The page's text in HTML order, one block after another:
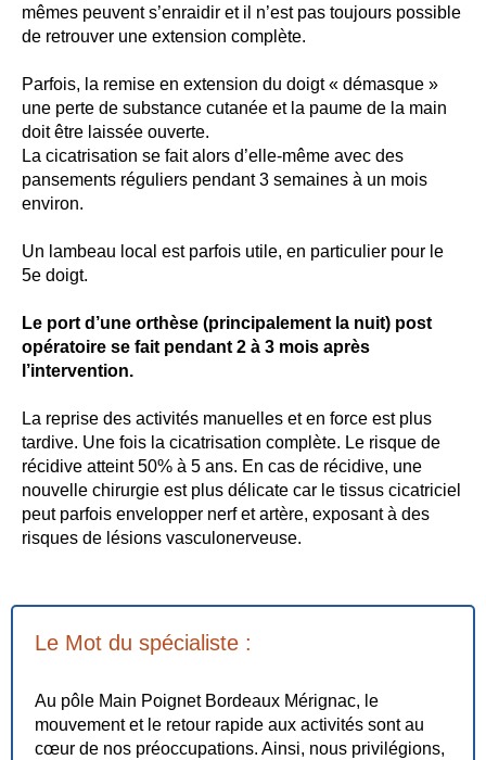
mêmes peuvent s’enraidir et il n’est pas toujours possible
de retrouver une extension complète.
Parfois, la remise en extension du doigt « démasque »
une perte de substance cutanée et la paume de la main
doit être laissée ouverte.
La cicatrisation se fait alors d’elle-même avec des
pansements réguliers pendant 3 semaines à un mois
environ.
Un lambeau local est parfois utile, en particulier pour le
5e doigt.
Le port d’une orthèse (principalement la nuit) post
opératoire se fait pendant 2 à 3 mois après
l’intervention.
La reprise des activités manuelles et en force est plus
tardive. Une fois la cicatrisation complète. Le risque de
récidive atteint 50% à 5 ans. En cas de récidive, une
nouvelle chirurgie est plus délicate car le tissus cicatriciel
peut parfois envelopper nerf et artère, exposant à des
risques de lésions vasculonerveuse.
Le Mot du spécialiste :
Au pôle Main Poignet Bordeaux Mérignac, le
mouvement et le retour rapide aux activités sont au
cœur de nos préoccupations. Ainsi, nous privilégions,